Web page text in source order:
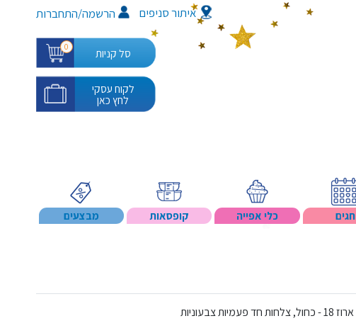
איתור סניפים הרשמה/התחברות
סל קניות 0
לקוח עסקי
לחץ כאן
חגים כלי אפייה קופסאות מבצעים